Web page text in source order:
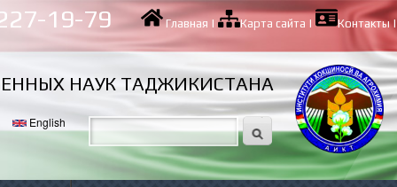
227-19-79 Главная | Карта сайта | Контакты|
НАУК ТАДЖИКИСТАНА
English